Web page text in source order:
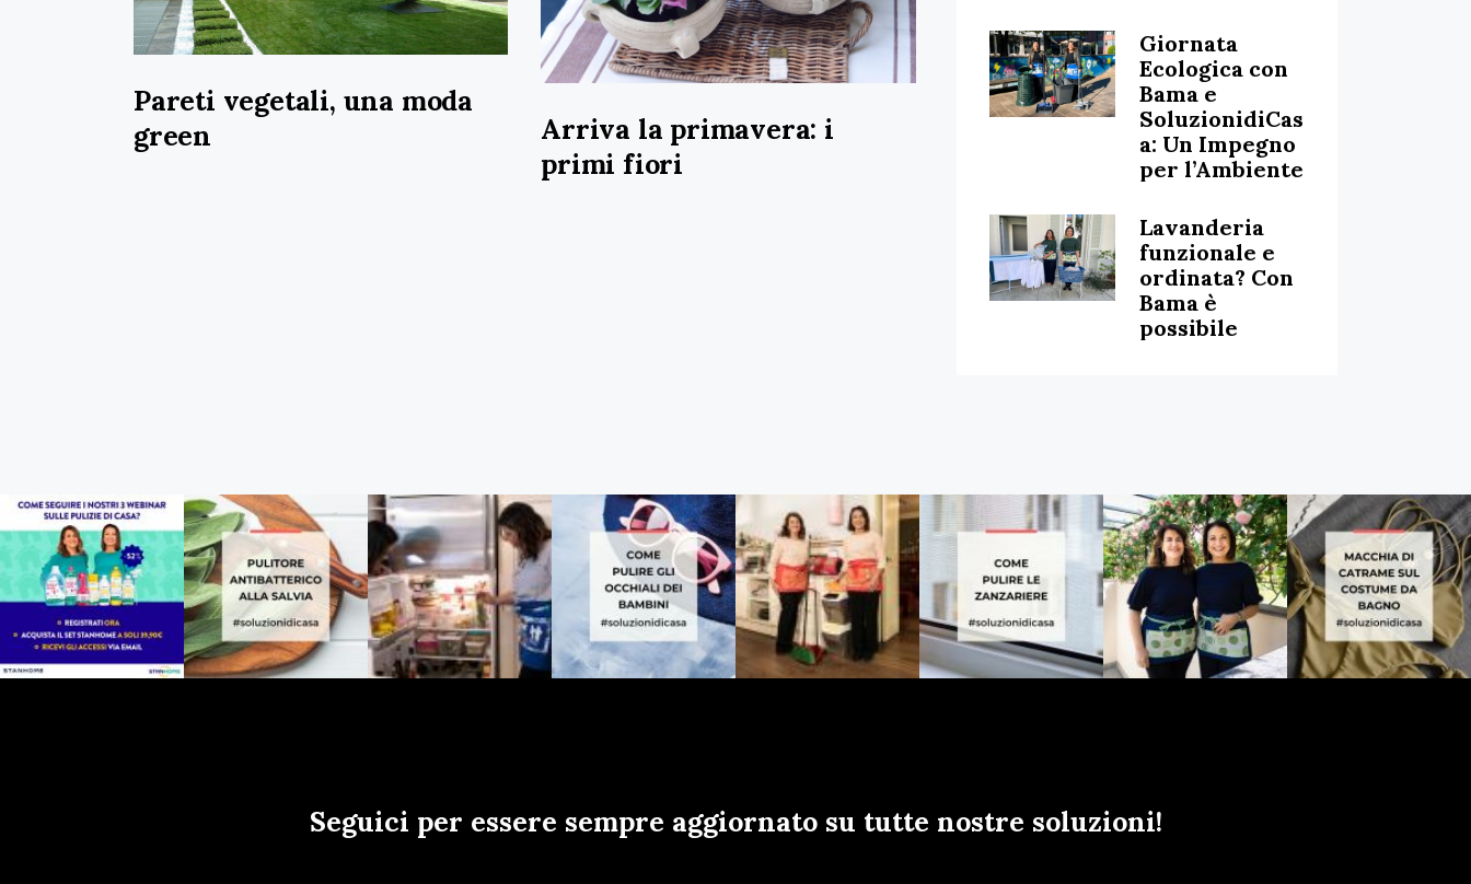
Pareti vegetali, una moda
green
Arriva la primavera: i
primi fiori
Giornata
Ecologica con
Bama e
SoluzionidiCas
a: Un Impegno
per l’Ambiente
Lavanderia
funzionale e
ordinata? Con
Bama è
possibile
Seguici per essere sempre aggiornato su tutte nostre soluzioni!